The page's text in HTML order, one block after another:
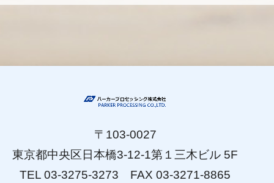
〒103-0027
東京都中央区日本橋3-12-1第１三木ビル 5F
TEL 03-3275-3273 FAX 03-3271-8865